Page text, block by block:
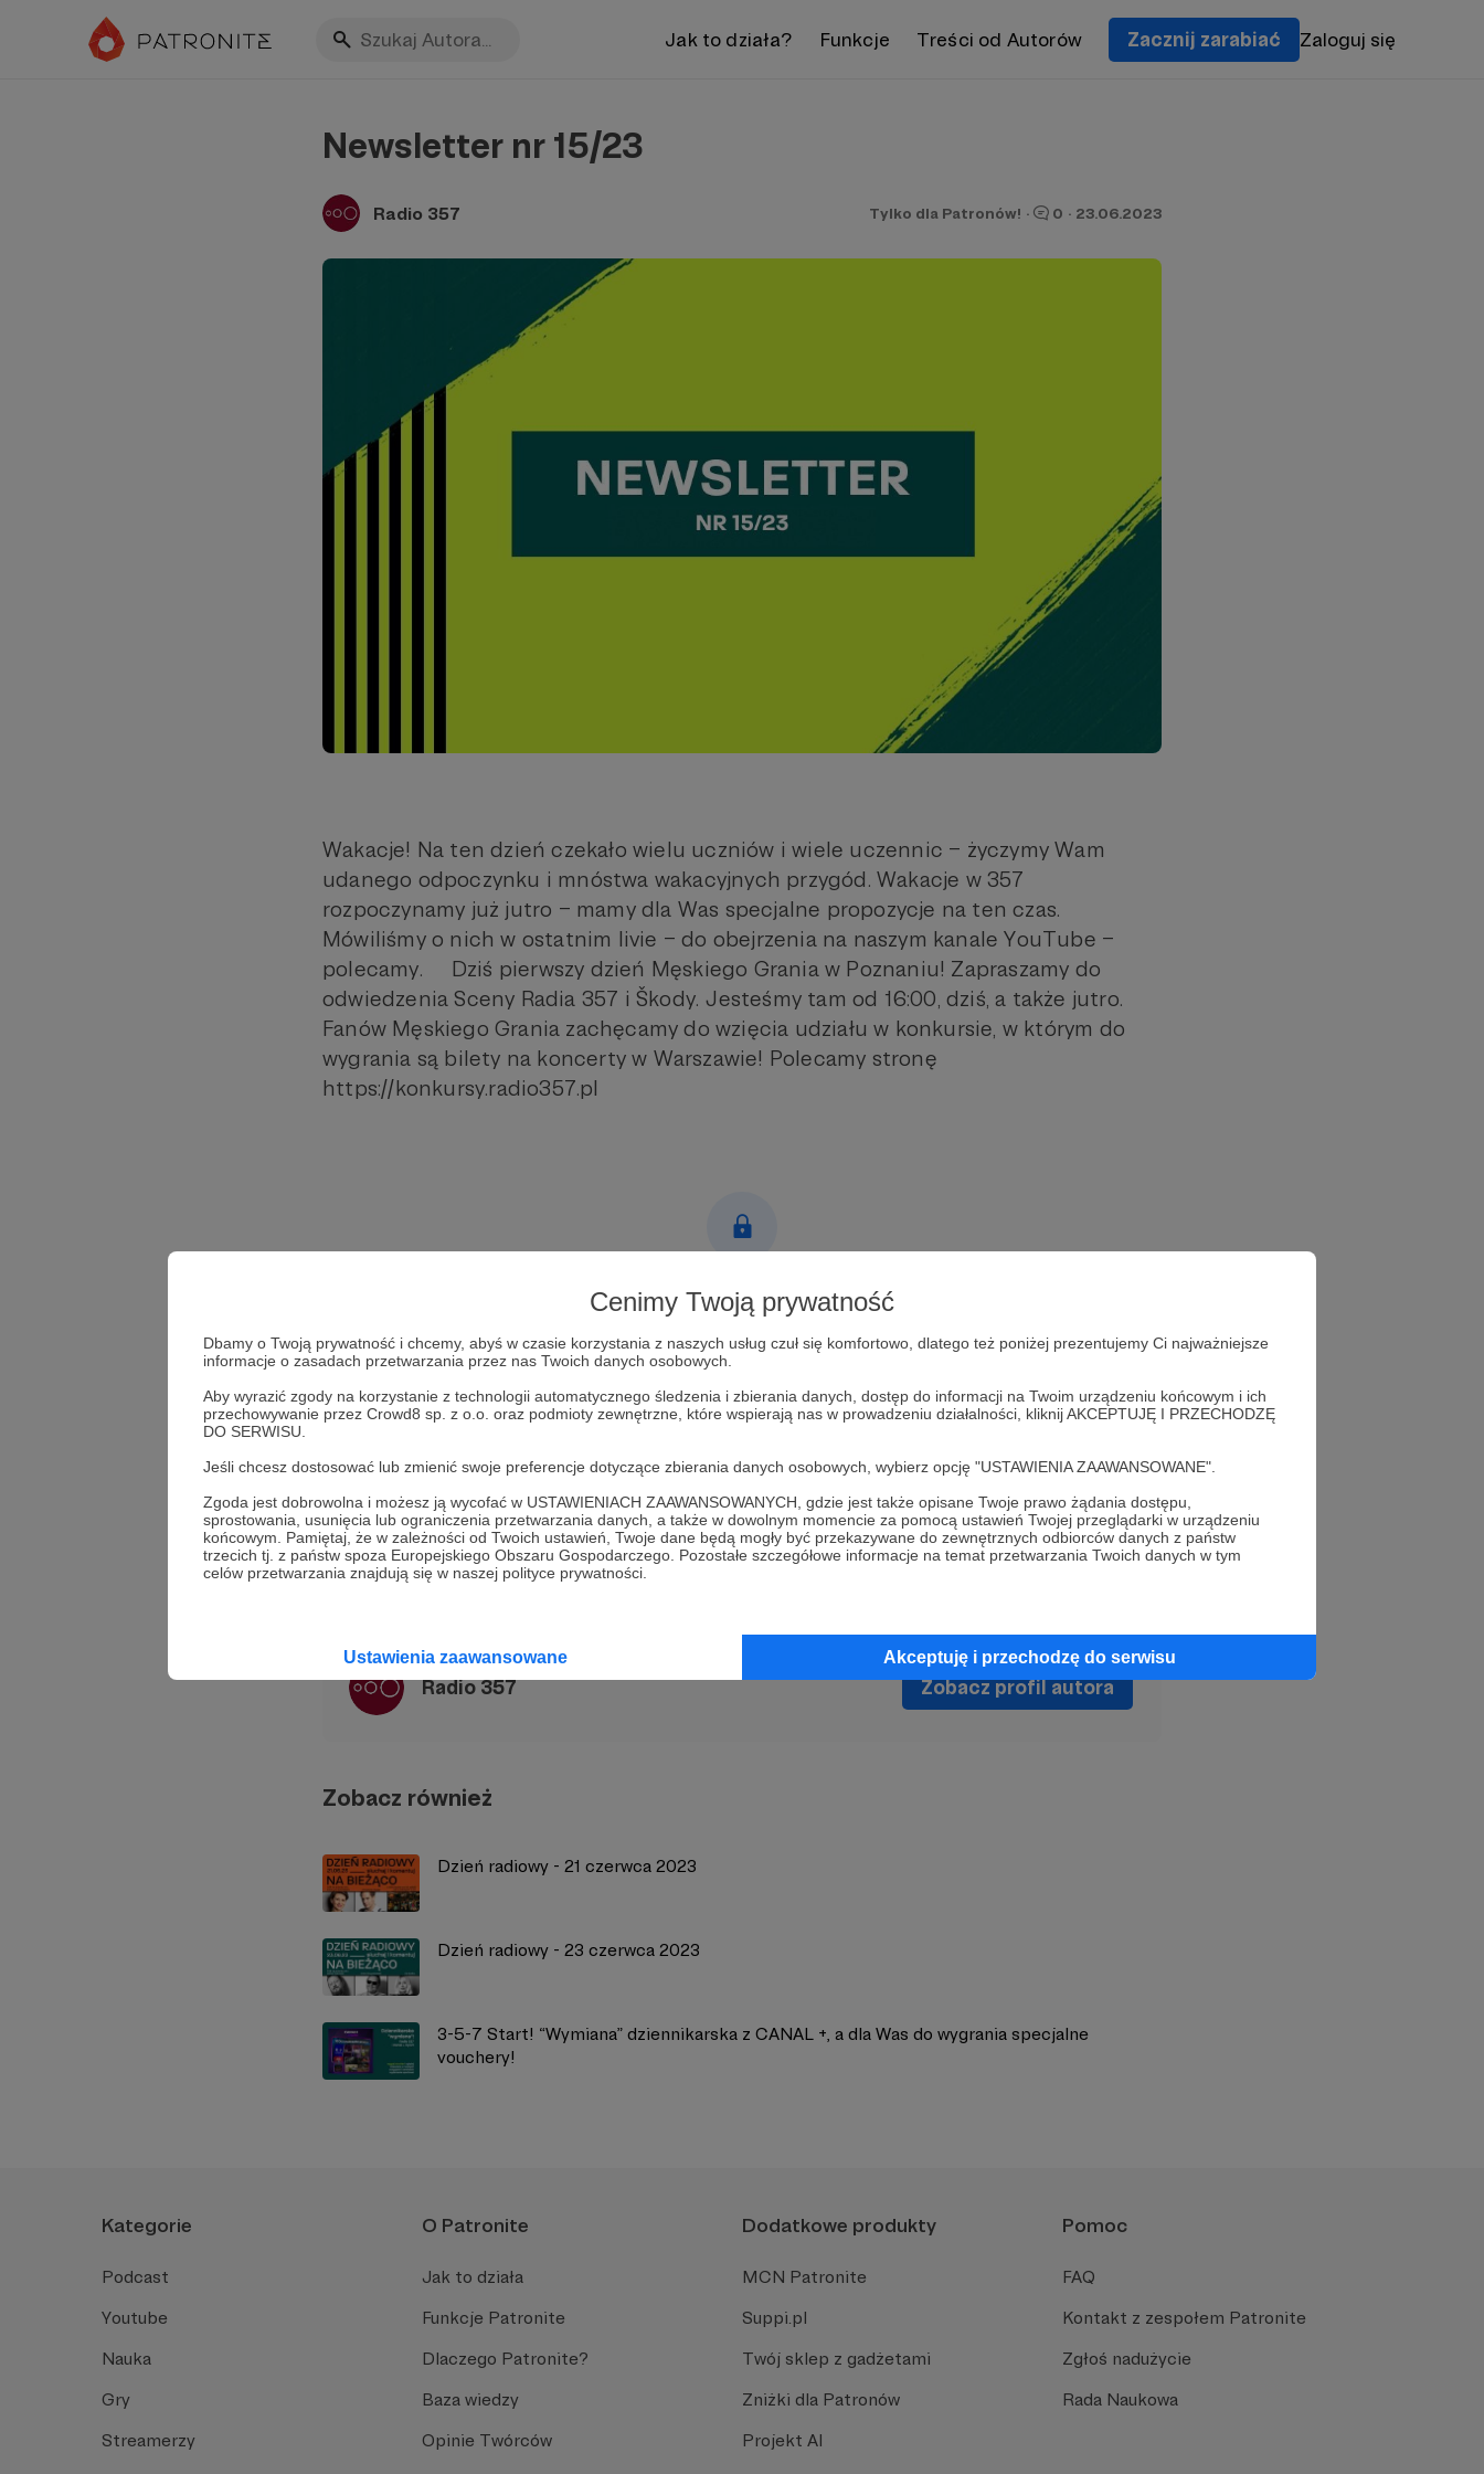
Cenimy Twoją prywatność
Dbamy o Twoją prywatność i chcemy, abyś w czasie korzystania z naszych usług czuł się komfortowo, dlatego też poniżej prezentujemy Ci najważniejsze
informacje o zasadach przetwarzania przez nas Twoich danych osobowych.
Aby wyrazić zgody na korzystanie z technologii automatycznego śledzenia i zbierania danych, dostęp do informacji na Twoim urządzeniu końcowym i ich
przechowywanie przez Crowd8 sp. z o.o. oraz podmioty zewnętrzne, które wspierają nas w prowadzeniu działalności, kliknij AKCEPTUJĘ I PRZECHODZĘ
DO SERWISU.
Jeśli chcesz dostosować lub zmienić swoje preferencje dotyczące zbierania danych osobowych, wybierz opcję "USTAWIENIA ZAAWANSOWANE".
Zgoda jest dobrowolna i możesz ją wycofać w USTAWIENIACH ZAAWANSOWANYCH, gdzie jest także opisane Twoje prawo żądania dostępu,
sprostowania, usunięcia lub ograniczenia przetwarzania danych, a także w dowolnym momencie za pomocą ustawień Twojej przeglądarki w urządzeniu
końcowym. Pamiętaj, że w zależności od Twoich ustawień, Twoje dane będą mogły być przekazywane do zewnętrznych odbiorców danych z państw
trzecich tj. z państw spoza Europejskiego Obszaru Gospodarczego. Pozostałe szczegółowe informacje na temat przetwarzania Twoich danych w tym
celów przetwarzania znajdują się w naszej polityce prywatności.
Ustawienia zaawansowane Akceptuję i przechodzę do serwisu
Jak to działa? Funkcje Treści od Autorów Zacznij zarabiać Zaloguj się
Newsletter nr 15/23
Radio 357 Tylko dla Patronów! · 0 · 23.06.2023
Wakacje! Na ten dzień czekało wielu uczniów i wiele uczennic – życzymy Wam
udanego odpoczynku i mnóstwa wakacyjnych przygód. Wakacje w 357
rozpoczynamy już jutro – mamy dla Was specjalne propozycje na ten czas.
Mówiliśmy o nich w ostatnim livie – do obejrzenia na naszym kanale YouTube –
polecamy. Dziś pierwszy dzień Męskiego Grania w Poznaniu! Zapraszamy do
odwiedzenia Sceny Radia 357 i Škody. Jesteśmy tam od 16:00, dziś, a także jutro.
Fanów Męskiego Grania zachęcamy do wzięcia udziału w konkursie, w którym do
wygrania są bilety na koncerty w Warszawie! Polecamy stronę
https://konkursy.radio357.pl
Post dostępny tylko dla Patronów
Aby zobaczyć ten materiał musisz być zalogowany
Zostań Patronem
newsletter przegląd aktualności polecenia kulturalne muzyka w 357 podcasty ręce na pulsie
Udostępnij
Radio 357 Zobacz profil autora
Zobacz również
Dzień radiowy - 21 czerwca 2023
Dzień radiowy - 23 czerwca 2023
3-5-7 Start! “Wymiana” dziennikarska z CANAL +, a dla Was do wygrania specjalne
vouchery!
Kategorie
Podcast
Youtube
Nauka
Gry
Streamerzy
O Patronite
Jak to działa
Funkcje Patronite
Dlaczego Patronite?
Baza wiedzy
Opinie Twórców
Dodatkowe produkty
MCN Patronite
Suppi.pl
Twój sklep z gadżetami
Zniżki dla Patronów
Projekt AI
Pomoc
FAQ
Kontakt z zespołem Patronite
Zgłoś nadużycie
Rada Naukowa